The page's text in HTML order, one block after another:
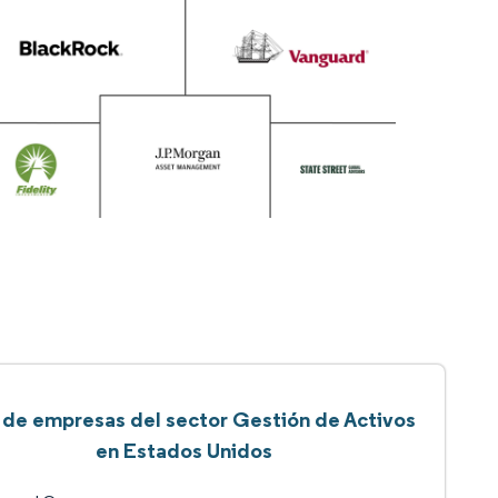
empresas del sector Gestión de Activos
en Estados Unidos